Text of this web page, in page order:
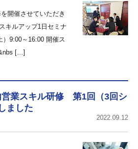
開催させていただき
キルアップ1日セミナ
）9:00～16:00 開催ス
[…]
営業スキル研修 第1回（3回シ
ました
2022.09.12